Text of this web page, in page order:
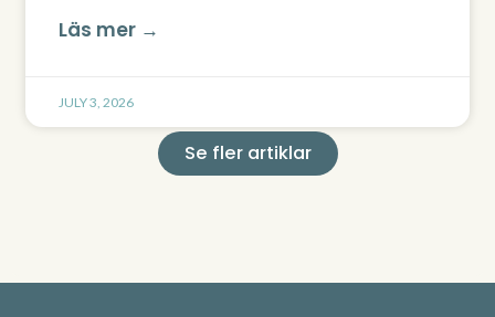
Läs mer →
JULY 3, 2026
Se fler artiklar